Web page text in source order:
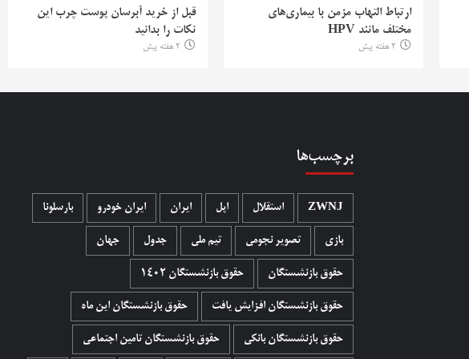
ارتباط التهاب مزمن با بیماری‌های
مختلف مانند HPV
2 هفته پیش
قبل از خرید آبرسان پوست چرب این
نکات را بدانید
2 هفته پیش
برچسب‌ها
ZWNJ استقلال اپل ایران ایران خودرو بارسلونا
بازی تصویر نجومی تیم ملی جدول جهان
حقوق بازنشستگان حقوق بازنشستگان 1402
حقوق بازنشستگان افزایش یافت حقوق بازنشستگان این ماه
حقوق بازنشستگان بانکی حقوق بازنشستگان تامین اجتماعی